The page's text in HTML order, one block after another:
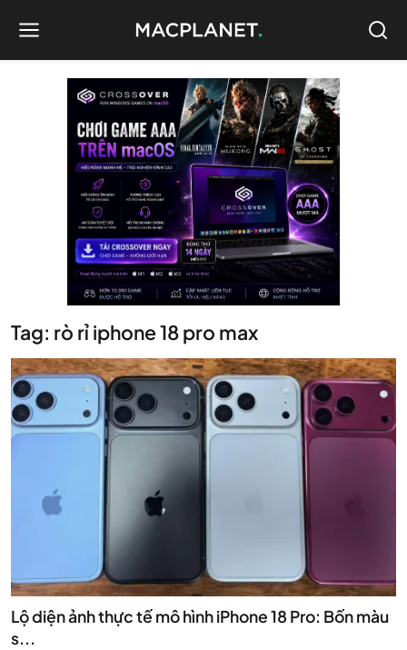
Tag: rò rỉ iphone 18 pro max
Lộ diện ảnh thực tế mô hình iPhone 18 Pro: Bốn màu
s...